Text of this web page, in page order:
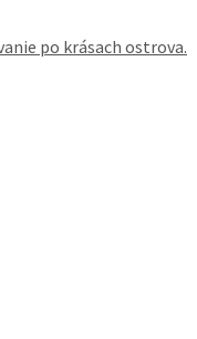
po krásach ostrova.